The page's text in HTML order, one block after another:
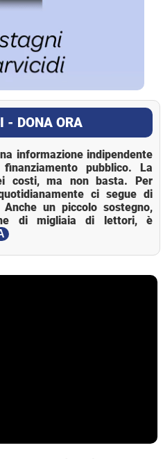
- DONA ORA
informazione indipendente
pubblico. La
costi, ma non basta. Per
ci segue di
un piccolo sostegno,
di migliaia di lettori, è